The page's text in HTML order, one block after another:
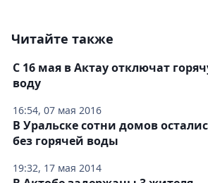
Читайте также
16:54, 07 мая 2016
С 16 мая в Актау отключат
воду
19:32, 17 мая 2014
В Уральске сотни домов
без горячей воды